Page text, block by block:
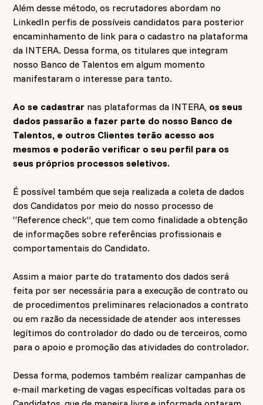
Além desse método, os recrutadores abordam no
LinkedIn perfis de possíveis candidatos para posterior
encaminhamento de link para o cadastro na plataforma
da INTERA. Dessa forma, os titulares que integram
nosso Banco de Talentos em algum momento
manifestaram o interesse para tanto.
Ao se cadastrar nas plataformas da INTERA, os seus
dados passarão a fazer parte do nosso Banco de
Talentos, e outros Clientes terão acesso aos
mesmos e poderão verificar o seu perfil para os
seus próprios processos seletivos.
É possível também que seja realizada a coleta de dados
dos Candidatos por meio do nosso processo de
“Reference check”, que tem como finalidade a obtenção
de informações sobre referências profissionais e
comportamentais do Candidato.
Assim a maior parte do tratamento dos dados será
feita por ser necessária para a execução de contrato ou
de procedimentos preliminares relacionados a contrato
ou em razão da necessidade de atender aos interesses
legítimos do controlador do dado ou de terceiros, como
para o apoio e promoção das atividades do controlador.
Dessa forma, podemos também realizar campanhas de
e-mail marketing de vagas específicas voltadas para os